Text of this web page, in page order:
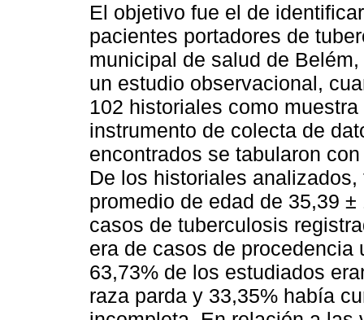
El objetivo fue el de
pacientes portadores de
municipal de salud de
un estudio observacional,
102 historiales como
instrumento de colecta de
encontrados se tabularon
De los historiales
promedio de edad de 35,39
casos de tuberculosis
era de casos de
63,73% de los estudiados
raza parda y 33,35% había